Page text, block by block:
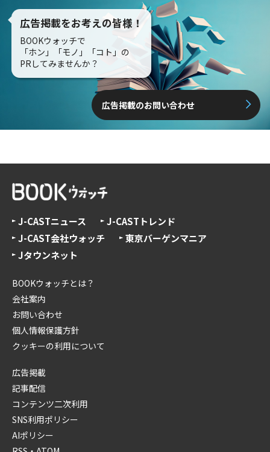
広告掲載をお考えの皆様！
BOOKウォッチで
「ホン」「モノ」「コト」の
PRしてみませんか？
広告掲載のお問い合わせ
J-CASTニュース
J-CASTトレンド
J-CAST会社ウォッチ
東京バーゲンマニア
Jタウンネット
BOOKウォッチとは？
会社案内
お問い合わせ
個人情報保護方針
クッキーの利用について
広告掲載
記事配信
コンテンツ二次利用
SNS利用ポリシー
AIポリシー